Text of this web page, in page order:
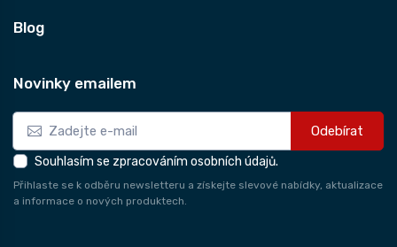
Blog
Novinky emailem
Odebírat
Souhlasím se zpracováním osobních údajů.
Přihlaste se k odběru newsletteru a získejte slevové nabídky, aktualizace
a informace o nových produktech.